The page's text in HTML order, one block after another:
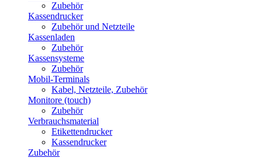
Zubehör
Kassendrucker
Zubehör und Netzteile
Kassenladen
Zubehör
Kassensysteme
Zubehör
Mobil-Terminals
Kabel, Netzteile, Zubehör
Monitore (touch)
Zubehör
Verbrauchsmaterial
Etikettendrucker
Kassendrucker
Zubehör